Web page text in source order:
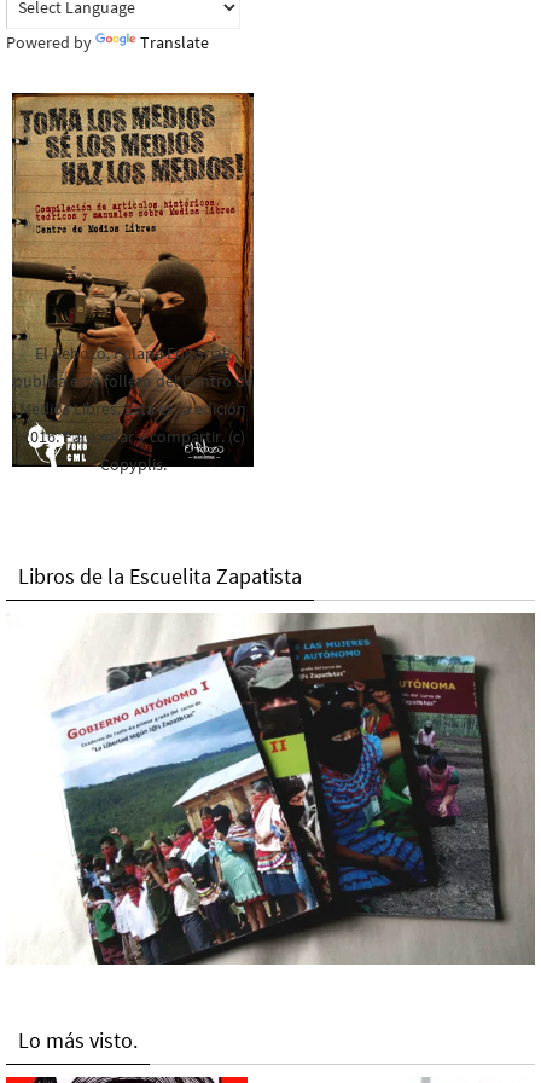
Powered by Translate
El Rebozo, Palapa Editorial,
publica este folleto del Centro de
Medios Libres. Esta es la edición
2016. Para rolar y compartir. (c)
Copyplis.
Libros de la Escuelita Zapatista
Lo más visto.